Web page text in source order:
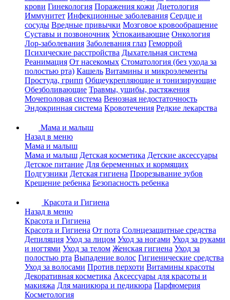
крови Гинекология Поражения кожи Диетология
Иммунитет Инфекционные заболевания Сердце и
сосуды Вредные привычки Мозговое кровообращение
Суставы и позвоночник Успокаивающие Онкология
Лор-заболевания Заболевания глаз Геморрой
Психические расстройства Дыхательная система
Реанимация От насекомых Стоматология (без ухода за
полостью рта) Кашель Витамины и микроэлементы
Простуда, грипп Общеукрепляющие и тонизирующие
Обезболивающие Травмы, ушибы, растяжения
Мочеполовая система Венозная недостаточность
Эндокринная система Кровотечения Редкие лекарства
Мама и малыш
Назад в меню
Мама и малыш
Мама и малыш Детская косметика Детские аксессуары
Детское питание Для беременных и кормящих
Подгузники Детская гигиена Прорезывание зубов
Крещение ребенка Безопасность ребенка
Красота и Гигиена
Назад в меню
Красота и Гигиена
Красота и Гигиена От пота Солнцезащитные средства
Депиляция Уход за лицом Уход за ногами Уход за руками
и ногтями Уход за телом Женская гигиена Уход за
полостью рта Выпадение волос Гигиенические средства
Уход за волосами Против перхоти Витамины красоты
Декоративная косметика Аксессуары для красоты и
макияжа Для маникюра и педикюра Парфюмерия
Косметология